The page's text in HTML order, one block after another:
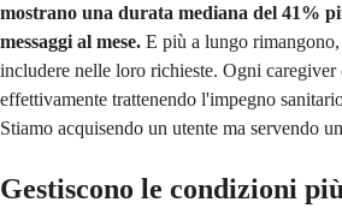
mostrano una durata mediana del 41%
messaggi al mese. E più a lungo
includere nelle loro richieste. Ogni caregiver
effettivamente trattenendo l'impegno
Stiamo acquisendo un utente ma servendo
Gestiscono le condizioni